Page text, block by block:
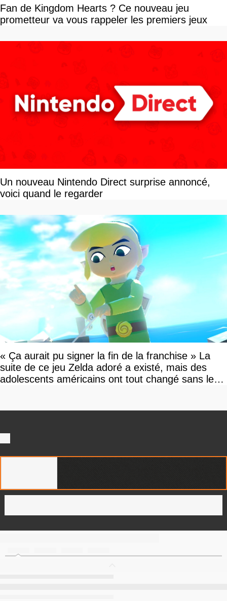
Fan de Kingdom Hearts ? Ce nouveau jeu
prometteur va vous rappeler les premiers jeux
Un nouveau Nintendo Direct surprise annoncé,
voici quand le regarder
« Ça aurait pu signer la fin de la franchise » La
suite de ce jeu Zelda adoré a existé, mais des
adolescents américains ont tout changé sans le